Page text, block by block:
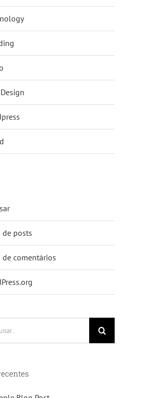
de posts
de comentários